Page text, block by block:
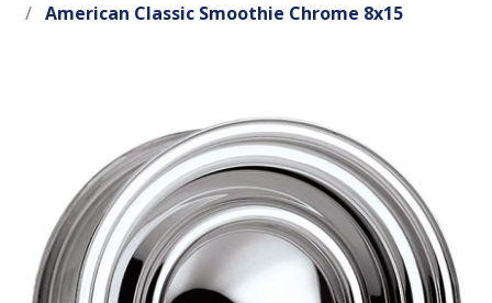
American Classic Smoothie Chrome 8x15